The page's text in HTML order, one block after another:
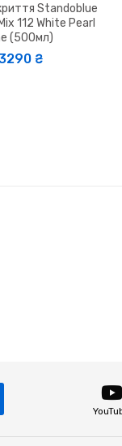
Standoblue
112 White Pearl
(500мл)
₴